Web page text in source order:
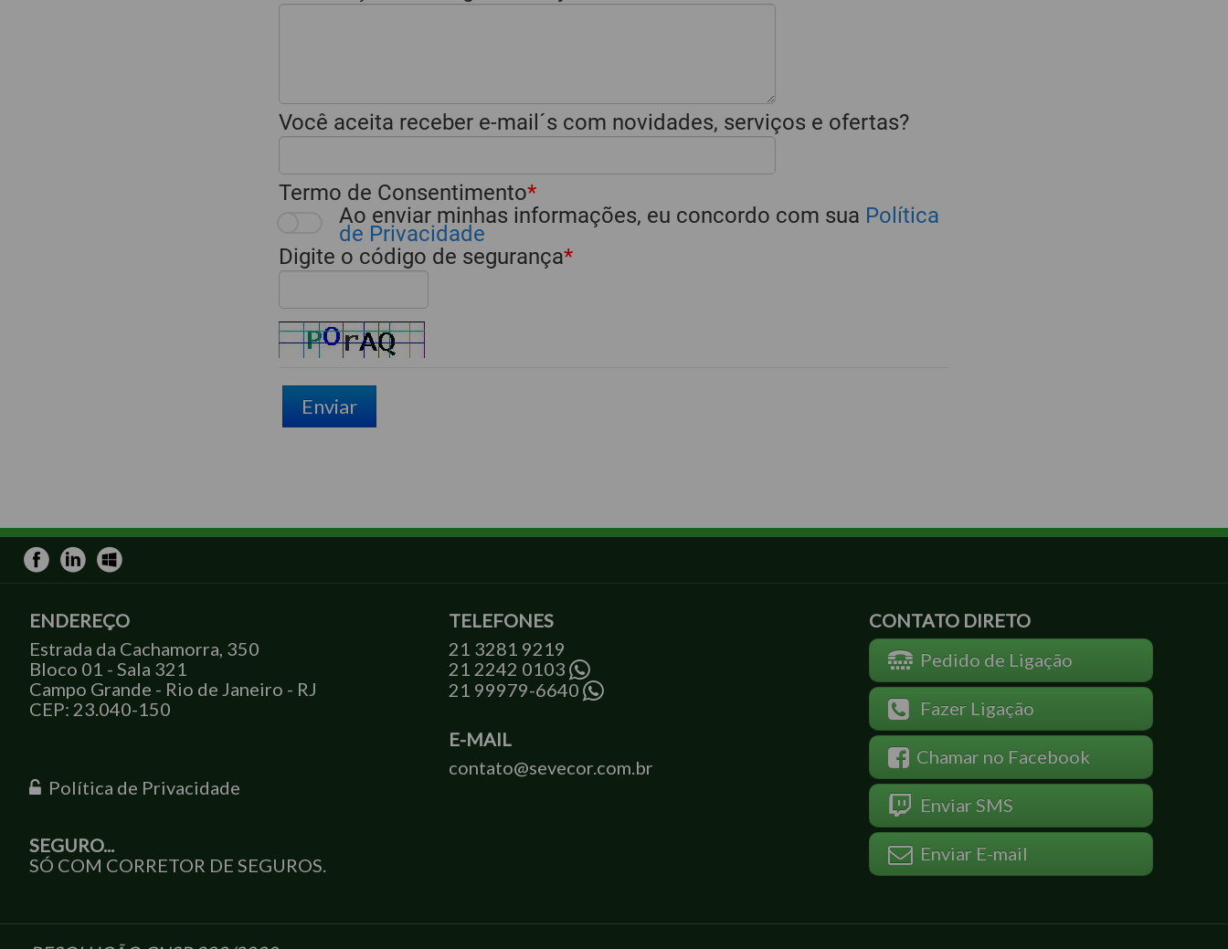
Você aceita receber e-mail´s com novidades, serviços e ofertas?
Termo de Consentimento
Ao enviar minhas informações, eu concordo com sua Política
de Privacidade
Digite o código de segurança
Enviar
ENDEREÇO
Estrada da Cachamorra, 350
Bloco 01 - Sala 321
Campo Grande - Rio de Janeiro - RJ
CEP: 23.040-150
Política de Privacidade
SEGURO...
SÓ COM CORRETOR DE SEGUROS.
TELEFONES
21 3281 9219
21 2242 0103
21 99979-6640
E-MAIL
contato@sevecor.com.br
CONTATO DIRETO
Pedido de Ligação
Fazer Ligação
Chamar no Facebook
Enviar SMS
Enviar E-mail